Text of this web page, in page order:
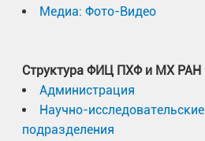
Медиа: Фото-Видео
Структура ФИЦ ПХФ и МХ РАН
Администрация
Научно-исследовательские
подразделения